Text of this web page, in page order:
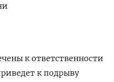
к ответственности
к подрыву